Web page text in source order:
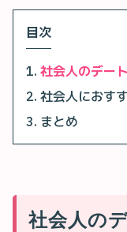
目次
社会人のデー
社会人におす
まとめ
社会人の